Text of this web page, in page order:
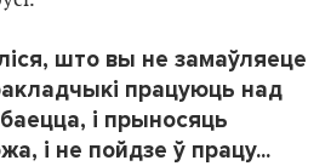
што вы не замаўляеце
працуюць над
і прыносяць
і не пойдзе ў працу...